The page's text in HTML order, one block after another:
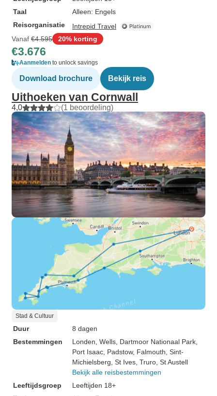
Taal
Alleen: Engels
Reisorganisatie
Intrepid Travel
Vanaf €4.595 20% korting
€3.676
Aanmelden to unlock savings
Download brochure Bekijk reis
Uithoeken van Cornwall
4,0 (1 beoordeling)
Stad & Cultuur
Duur
8 dagen
Bestemmingen
Londen , Wells , Dartmoor Nationaal Park
Port Isaac , Padstow, Falmouth , Sint-
Michielsberg , St Ives , Truro , St Austell
Bekijk alle reisbestemmingen
Leeftijdsgroep
Leeftijden 18+